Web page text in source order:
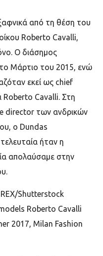
από τη θέση του
Roberto Cavalli,
Ο διάσημος
Μάρτιο του 2015, ενώ
εκεί ως chief
Roberto Cavalli. Στη
director των ανδρικών
, ο Dundas
ήταν η
απολαύσαμε στην